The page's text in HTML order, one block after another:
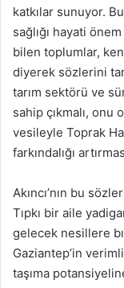
katkılar sunuyor.
sağlığı hayati
bilen toplumlar,
diyerek sözlerini
tarım sektörü ve
sahip çıkmalı,
vesileyle Toprak
farkındalığı
Akıncı’nın bu
Tıpkı bir aile
gelecek nesillere
Gaziantep’in
taşıma